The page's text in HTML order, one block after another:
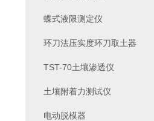
蝶式液限测定仪
环刀法压实度环刀取土器
TST-70土壤渗透仪
土壤附着力测试仪
电动脱模器